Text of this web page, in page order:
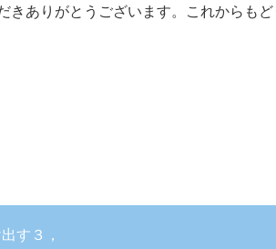
きありがとうございます。これからもど
す３，